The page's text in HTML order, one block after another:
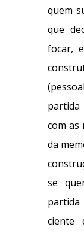
quem
que
focar,
partida
com as
da
se
ciente